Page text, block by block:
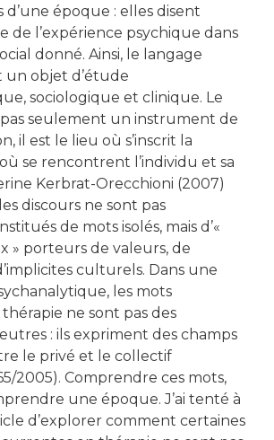
d’une époque : elles disent
de l’expérience psychique dans
donné. Ainsi, le langage
un objet d’étude
sociologique et clinique. Le
pas seulement un instrument de
il est le lieu où s’inscrit la
se rencontrent l’individu et sa
Kerbrat-Orecchioni (2007)
discours ne sont pas
de mots isolés, mais d’«
» porteurs de valeurs, de
culturels. Dans une
les mots
ne sont pas des
: ils expriment des champs
le privé et le collectif
2005). Comprendre ces mots,
une époque. J’ai tenté à
d’explorer comment certaines